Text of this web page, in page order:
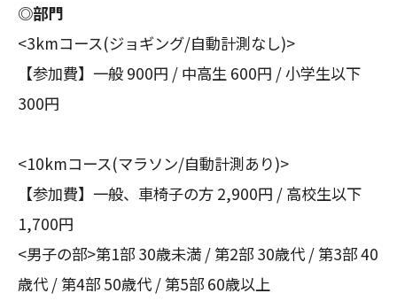
◎部門
<3kmコース(ジョギング/自動計測なし)>
【参加費】一般 900円 / 中高生 600円 / 小学生以下
300円
<10kmコース(マラソン/自動計測あり)>
【参加費】一般、車椅子の方 2,900円 / 高校生以下
1,700円
<男子の部>第1部 30歳未満 / 第2部 30歳代 / 第3部 40
歳代 / 第4部 50歳代 / 第5部 60歳以上